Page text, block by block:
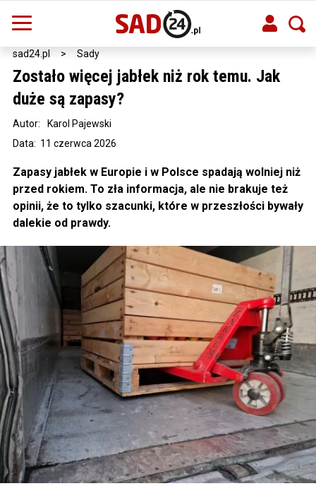
sad24.pl > Sady
Zostało więcej jabłek niż rok temu. Jak
duże są zapasy?
Data: 11 czerwca 2026
Autor: Karol Pajewski
Zapasy jabłek w Europie i w Polsce spadają wolniej niż
przed rokiem. To zła informacja, ale nie brakuje też
opinii, że to tylko szacunki, które w przeszłości bywały
dalekie od prawdy.